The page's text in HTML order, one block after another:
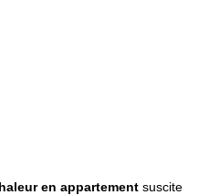
en appartement suscite